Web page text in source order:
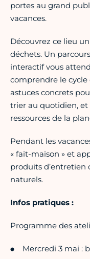
portes au grand
vacances.
Découvrez ce lieu
déchets. Un
interactif vous
comprendre le cycle
astuces concrets
trier au quotidien, et
ressources de la
Pendant les
« fait-maison » et
produits d’entretien
naturels.
Infos pratiques :
Programme des
Mercredi 3 mai :